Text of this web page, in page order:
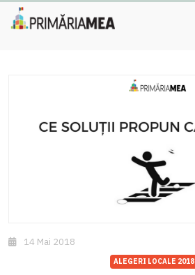
14 Mai 2018
ALEGERI LOCALE 2018